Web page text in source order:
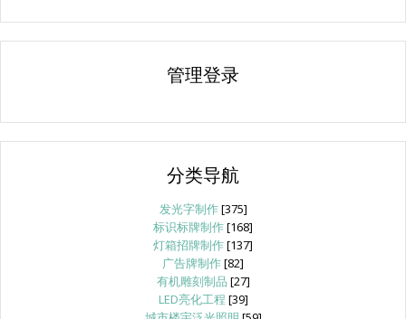
管理登录
分类导航
发光字制作[375]
标识标牌制作[168]
灯箱招牌制作[137]
广告牌制作[82]
有机雕刻制品 [27]
LED亮化工程 [39]